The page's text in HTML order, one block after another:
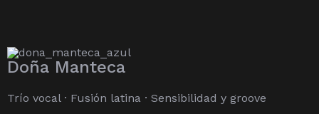
Doña Manteca
Trío vocal · Fusión latina · Sensibilidad y groove